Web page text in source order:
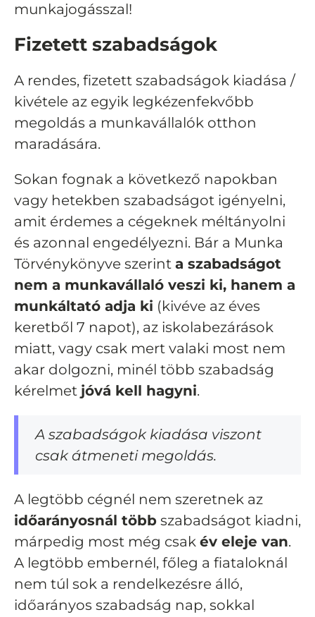
munkajogásszal!
Fizetett szabadságok
A rendes, fizetett szabadságok kiadása /
kivétele az egyik legkézenfekvőbb
megoldás a munkavállalók otthon
maradására.
Sokan fognak a következő napokban
vagy hetekben szabadságot igényelni,
amit érdemes a cégeknek méltányolni
és azonnal engedélyezni. Bár a Munka
Törvénykönyve szerint a szabadságot
nem a munkavállaló veszi ki, hanem a
munkáltató adja ki (kivéve az éves
keretből 7 napot), az iskolabezárások
miatt, vagy csak mert valaki most nem
akar dolgozni, minél több szabadság
kérelmet jóvá kell hagyni.
A szabadságok kiadása viszont
csak átmeneti megoldás.
A legtöbb cégnél nem szeretnek az
időarányosnál több szabadságot kiadni,
márpedig most még csak év eleje van.
A legtöbb embernél, főleg a fiataloknál
nem túl sok a rendelkezésre álló,
időarányos szabadság nap, sokkal